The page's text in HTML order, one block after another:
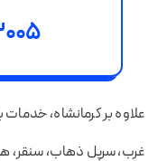
علاوه بر کرمانشاه، خدمات
غرب، سرپل ذهاب، سنقر،